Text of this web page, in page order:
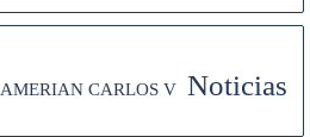
AMERIAN CARLOS V Noticias